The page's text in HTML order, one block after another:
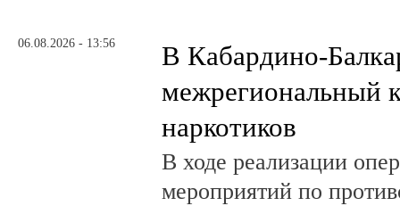
06.08.2026 - 13:56
В Кабардино-
межрегиональный
наркотиков
В ходе реализации
мероприятий по